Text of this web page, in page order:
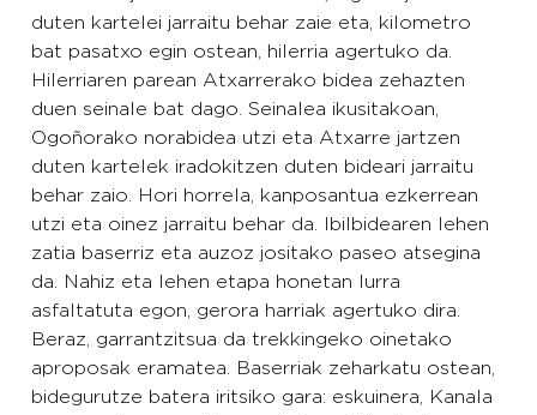
duten kartelei jarraitu behar zaie eta, kilometro
bat pasatxo egin ostean, hilerria agertuko da.
Hilerriaren parean Atxarrerako bidea zehazten
duen seinale bat dago. Seinalea ikusitakoan,
Ogoñorako norabidea utzi eta Atxarre jartzen
duten kartelek iradokitzen duten bideari jarraitu
behar zaio. Hori horrela, kanposantua ezkerrean
utzi eta oinez jarraitu behar da. Ibilbidearen lehen
zatia baserriz eta auzoz jositako paseo atsegina
da. Nahiz eta lehen etapa honetan lurra
asfaltatuta egon, gerora harriak agertuko dira.
Beraz, garrantzitsua da trekkingeko oinetako
aproposak eramatea. Baserriak zeharkatu ostean,
bidegurutze batera iritsiko gara: eskuinera, Kanala